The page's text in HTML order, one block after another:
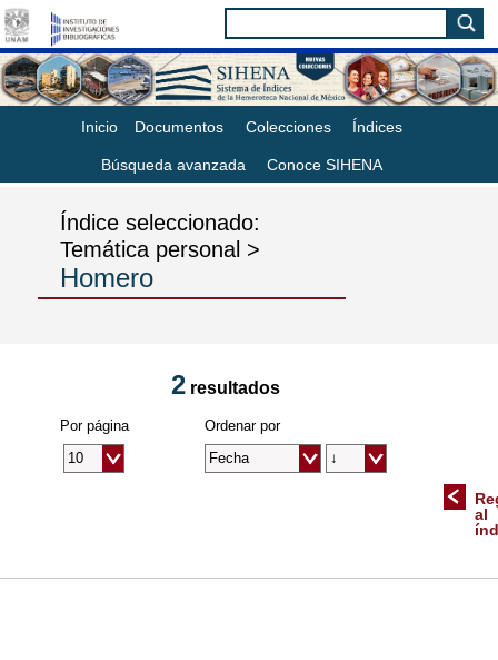
Inicio Documentos Colecciones Índices
Búsqueda avanzada Conoce SIHENA
Índice seleccionado:
Temática personal >
Homero
2resultados
Ordenar por
Por página
al